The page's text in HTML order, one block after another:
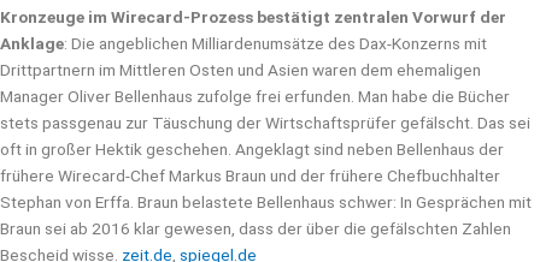
Kronzeuge im Wirecard-Prozess bestätigt zentralen Vorwurf der
Anklage: Die angeblichen Milliardenumsätze des Dax-Konzerns mit
Drittpartnern im Mittleren Osten und Asien waren dem ehemaligen
Manager Oliver Bellenhaus zufolge frei erfunden. Man habe die Bücher
stets passgenau zur Täuschung der Wirtschaftsprüfer gefälscht. Das sei
oft in großer Hektik geschehen. Angeklagt sind neben Bellenhaus der
frühere Wirecard-Chef Markus Braun und der frühere Chefbuchhalter
Stephan von Erffa. Braun belastete Bellenhaus schwer: In Gesprächen mit
Braun sei ab 2016 klar gewesen, dass der über die gefälschten Zahlen
Bescheid wisse. zeit.de, spiegel.de